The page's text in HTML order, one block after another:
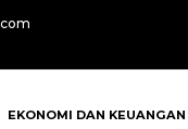
EKONOMI DAN KEUANGAN